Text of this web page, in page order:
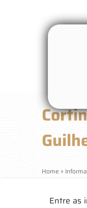
Home »
Entre as